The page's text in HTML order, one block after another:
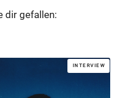
dir gefallen:
INTERVIEW